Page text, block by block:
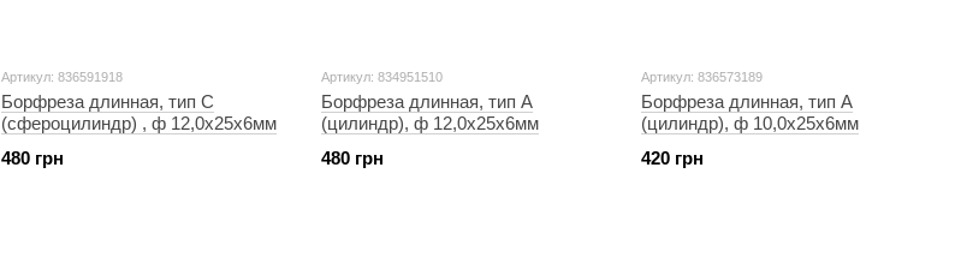
Артикул: 836591918
Борфреза длинная, тип C
(cфероцилиндр) , ф 12,0х25х6мм
480 грн
Артикул: 834951510
Борфреза длинная, тип A
(цилиндр), ф 12,0х25х6мм
480 грн
Артикул: 836573189
Борфреза длинная, тип A
(цилиндр), ф 10,0х25х6мм
420 грн